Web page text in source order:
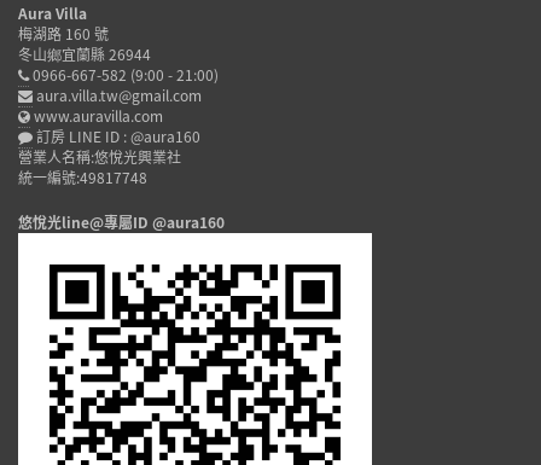
Aura Villa
梅湖路 160 號
冬山鄉宜蘭縣 26944
0966-667-582 (9:00 - 21:00)
aura.villa.tw@gmail.com
www.auravilla.com
訂房 LINE ID : @aura160
營業人名稱:悠悅光興業社
統一編號:49817748
悠悅光line@專屬ID @aura160